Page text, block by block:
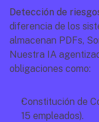
Detección de
diferencia de los
almacenan PDFs,
Nuestra IA
obligaciones como:
Constitución de
15 empleados).